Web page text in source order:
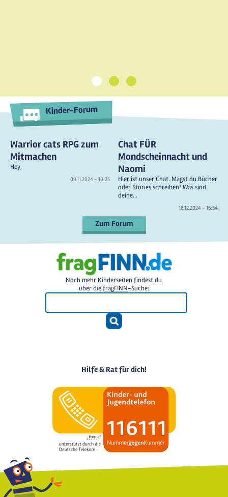
1 2 3
Kinder-Forum
Warrior cats RPG zum
Mitmachen
Hey,
09.11.2024 - 10:25
Chat FÜR
Mondscheinnacht und
Naomi
Hier ist unser Chat. Magst du Bücher
oder Stories schreiben? Was sind
deine...
16.12.2024 - 16:54
Zum Forum
Noch mehr Kinderseiten findest du
über diefragFINN-Suche:
Hilfe & Rat für dich!